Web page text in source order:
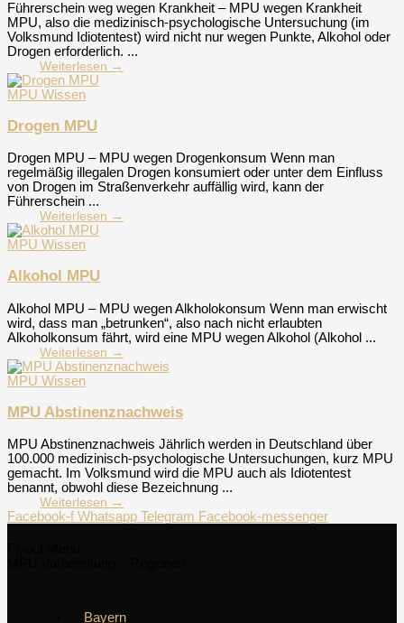
Führerschein weg wegen Krankheit – MPU wegen Krankheit
MPU, also die medizinisch-psychologische Untersuchung (im
Volksmund Idiotentest) wird nicht nur wegen Punkte, Alkohol oder
Drogen erforderlich. ...
Weiterlesen →
MPU Wissen
Drogen MPU
Drogen MPU – MPU wegen Drogenkonsum Wenn man
regelmäßig illegalen Drogen konsumiert oder unter dem Einfluss
von Drogen im Straßenverkehr auffällig wird, kann der
Führerschein ...
Weiterlesen →
MPU Wissen
Alkohol MPU
Alkohol MPU – MPU wegen Alkholokonsum Wenn man erwischt
wird, dass man „betrunken“, also nach nicht erlaubten
Alkoholkonsum fährt, wird eine MPU wegen Alkohol (Alkohol ...
Weiterlesen →
MPU Wissen
MPU Abstinenznachweis
MPU Abstinenznachweis Jährlich werden in Deutschland über
100.000 medizinisch-psychologische Untersuchungen, kurz MPU
gemacht. Im Volksmund wird die MPU auch als Idiotentest
benannt, obwohl diese Bezeichnung ...
Weiterlesen →
Facebook-f Whatsapp Telegram Facebook-messenger
Bayern